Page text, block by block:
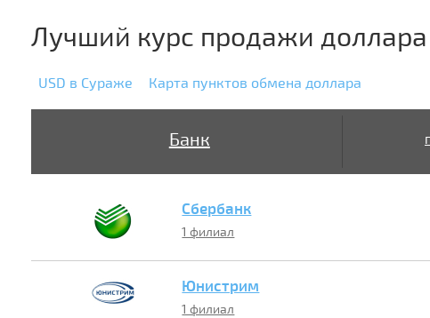
Лучший курс продажи доллара
USD в Сураже Карта пунктов обмена доллара
Банк
Сбербанк
1 филиал
Юнистрим
1 филиал